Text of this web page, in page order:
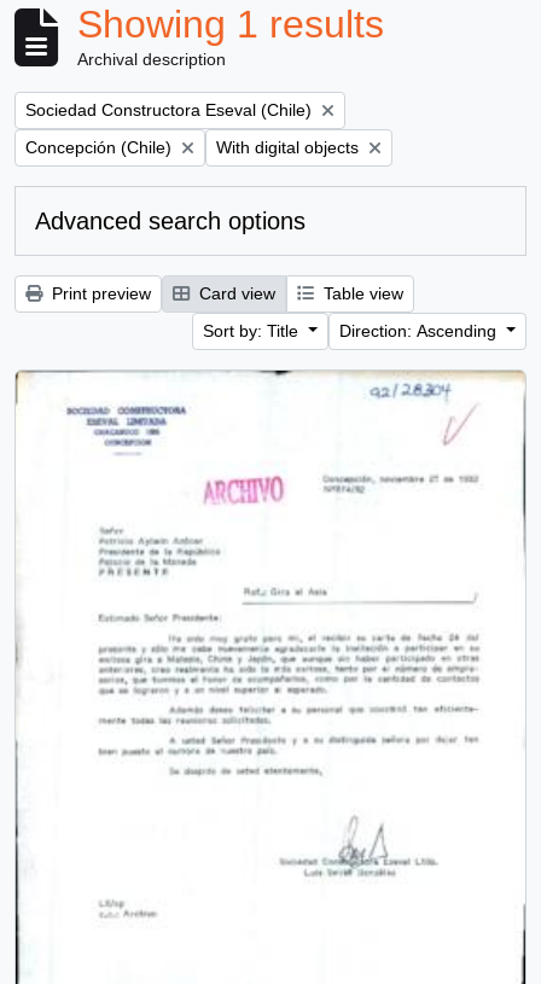
Showing 1 results
Archival description
Remove filter:
Sociedad Constructora Eseval (Chile)
Remove filter:
Concepción (Chile) Remove filter:
With digital objects
Advanced search options
Print preview Card view
Table view
Sort by: Title
Direction: Ascending